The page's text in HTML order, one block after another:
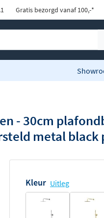
Gratis bezorgd vanaf 100,-*
- 30cm
metal black
Kleur Uitleg